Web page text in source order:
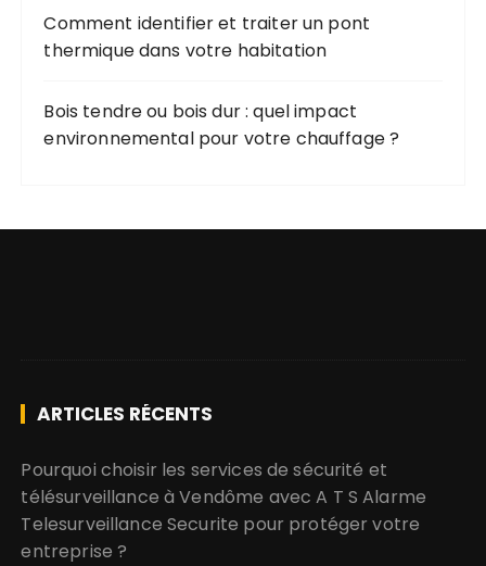
Comment identifier et traiter un pont
thermique dans votre habitation
Bois tendre ou bois dur : quel impact
environnemental pour votre chauffage ?
ARTICLES RÉCENTS
Pourquoi choisir les services de sécurité et
télésurveillance à Vendôme avec A T S Alarme
Telesurveillance Securite pour protéger votre
entreprise ?